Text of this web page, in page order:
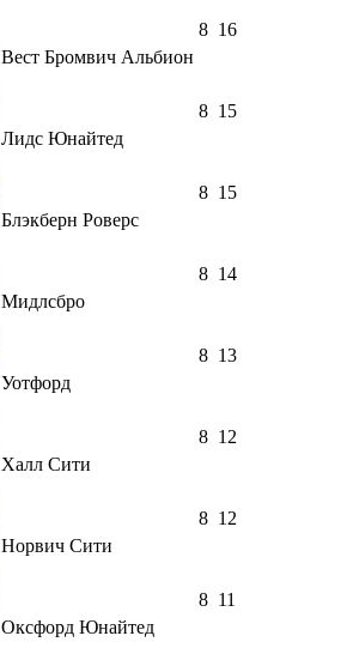
Вест Бромвич Альбион
8 16
Лидс Юнайтед
8 15
Блэкберн Роверс
8 15
Мидлсбро
8 14
Уотфорд
8 13
Халл Сити
8 12
Норвич Сити
8 12
Оксфорд Юнайтед
8 11